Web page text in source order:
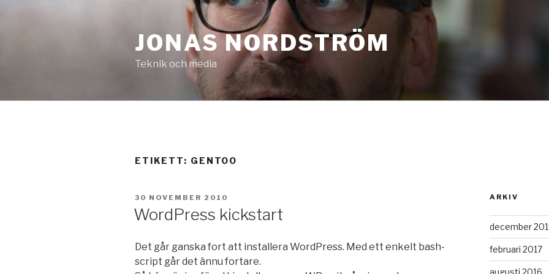
JONAS NORDSTRÖM
Teknik och media
ETIKETT: GENTOO
PUBLICERAT
30 NOVEMBER 2010
WordPress kickstart
Det går ganska fort att installera WordPress. Med ett enkelt bash-
script går det ännu fortare.
ARKIV
december
februari 2017
augusti 2016